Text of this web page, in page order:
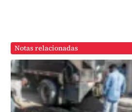
Notas relacionadas